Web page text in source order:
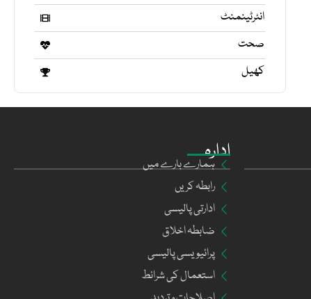
انٹرٹینمنٹ
صحت
کھیل
ادارہ
ہمارے بارے میں
رابطہ کریں
ادارتی پالیسی
ضابطہ اخلاق
پرائیویسی پالیسی
استعمال کی شرائط